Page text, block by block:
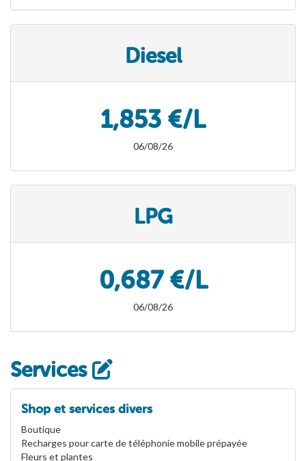
Diesel
1,853 €/L
06/08/26
LPG
0,687 €/L
06/08/26
Services
Shop et services divers
Boutique
Recharges pour carte de téléphonie mobile prépayée
Fleurs et plantes